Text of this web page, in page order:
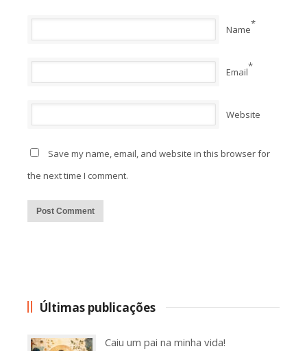
Name*
Email*
Website
Save my name, email, and website in this browser for
the next time I comment.
Últimas publicações
Caiu um pai na minha vida!